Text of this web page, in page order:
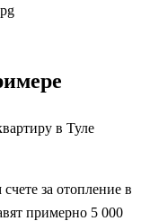
в Туле
за отопление в
примерно 5 000